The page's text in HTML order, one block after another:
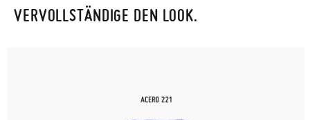
VERVOLLSTÄNDIGE DEN LOOK.